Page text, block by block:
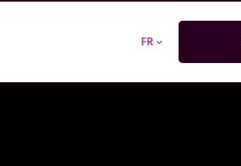
FR expand_more